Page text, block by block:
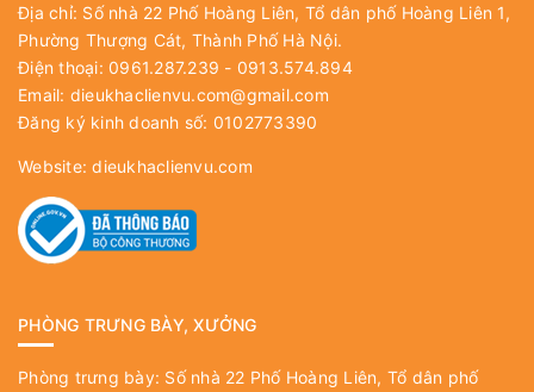
Địa chỉ: Số nhà 22 Phố Hoàng Liên, Tổ dân phố Hoàng Liên 1,
Phường Thượng Cát, Thành Phố Hà Nội.
Điện thoại: 0961.287.239 - 0913.574.894
Email: dieukhaclienvu.com@gmail.com
Đăng ký kinh doanh số: 0102773390
Website:dieukhaclienvu.com
PHÒNG TRƯNG BÀY, XƯỞNG
Phòng trưng bày: Số nhà 22 Phố Hoàng Liên, Tổ dân phố